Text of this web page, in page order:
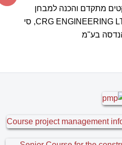
מתקדם והכנה למבחן
הסמכת ה PMP עבור CRG ENGINEERING LTD, סי
בע"מ